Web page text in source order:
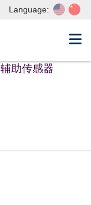
Language:
辅助传感器